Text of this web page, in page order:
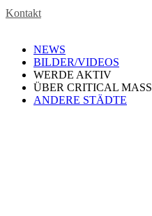
Kontakt
NEWS
BILDER/VIDEOS
WERDE AKTIV
ÜBER CRITICAL MASS
ANDERE STÄDTE